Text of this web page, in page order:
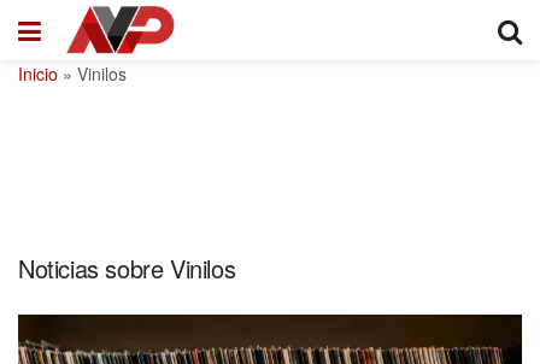
Inicio » Vinilos
Noticias sobre Vinilos